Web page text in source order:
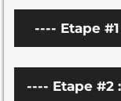
---- Etape #1
---- Etape #2 :